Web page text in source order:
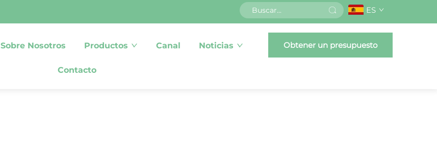
ES
Sobre Nosotros Productos Canal Noticias
Contacto
Obtener un presupuesto